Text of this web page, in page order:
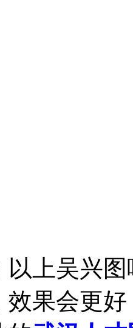
以上吴兴
效果会更